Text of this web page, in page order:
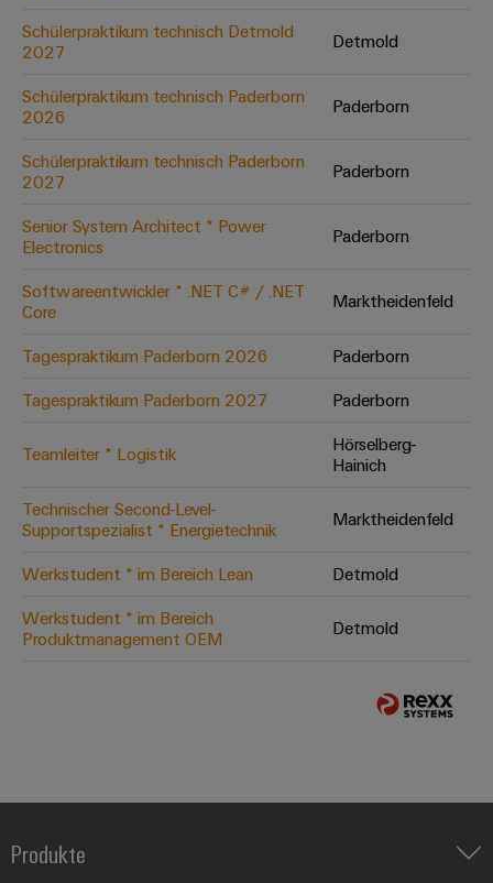
Digital
neuen Niveau
schnell
Schülerpraktikum technisch Detmold
2027
Detmold
Schülerpraktikum technisch Paderborn
2026
Paderborn
Schülerpraktikum technisch Paderborn
2027
Paderborn
Senior System Architect * Power
Electronics
Paderborn
Softwareentwickler * .NET C# / .NET
Core
Marktheidenfeld
Tagespraktikum Paderborn 2026
Paderborn
Tagespraktikum Paderborn 2027
Paderborn
Teamleiter * Logistik
Hörselberg-
Hainich
Technischer Second-Level-
Supportspezialist * Energietechnik
Marktheidenfeld
Werkstudent * im Bereich Lean
Detmold
Werkstudent * im Bereich
Produktmanagement OEM
Detmold
Produkte